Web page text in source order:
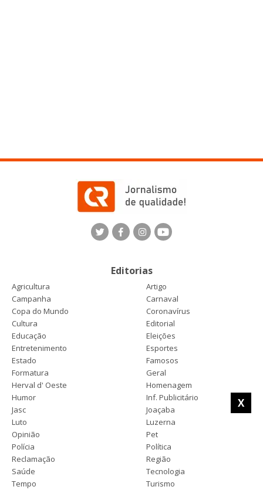
X
Editorias
Agricultura
Artigo
Campanha
Carnaval
Copa do Mundo
Coronavírus
Cultura
Editorial
Educação
Eleições
Entretenimento
Esportes
Estado
Famosos
Formatura
Geral
Herval d' Oeste
Homenagem
Humor
Inf. Publicitário
Jasc
Joaçaba
Luto
Luzerna
Opinião
Pet
Polícia
Política
Reclamação
Região
Saúde
Tecnologia
Tempo
Turismo